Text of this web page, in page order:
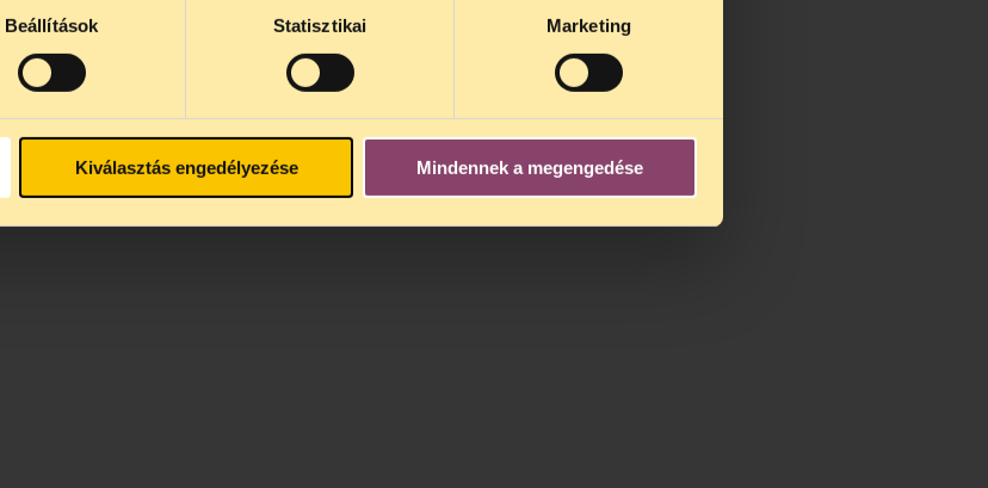
Beállítások Statisztikai Marketing
Kiválasztás engedélyezése Mindennek a megengedése